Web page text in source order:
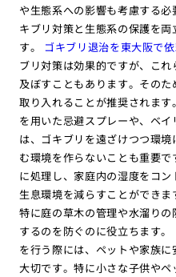
や生態系への影響も考慮する
キブリ対策と生態系の保護を
す。 ゴキブリ退治を東大阪で
ブリ対策は効果的ですが、こ
及ぼすこともあります。その
取り入れることが推奨されま
を用いた忌避スプレーや、ベ
は、ゴキブリを遠ざけつつ環
む環境を作らないことも重要
に処理し、家庭内の湿度をコ
生息環境を減らすことができま
特に庭の草木の管理や水溜り
するのを防ぐのに役立ちます
を行う際には、ペットや家族
大切です。特に小さな子供や